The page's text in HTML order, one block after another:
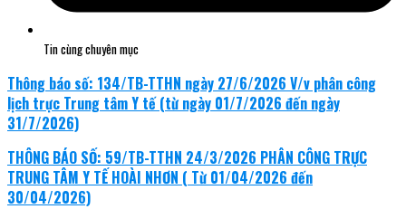
Tin cùng chuyên mục
Thông báo số: 134/TB-TTHN ngày 27/6/2026 V/v phân công
lịch trực Trung tâm Y tế (từ ngày 01/7/2026 đến ngày
31/7/2026)
THÔNG BÁO SỐ: 59/TB-TTHN 24/3/2026 PHÂN CÔNG TRỰC
TRUNG TÂM Y TẾ HOÀI NHƠN ( Từ 01/04/2026 đến
30/04/2026)